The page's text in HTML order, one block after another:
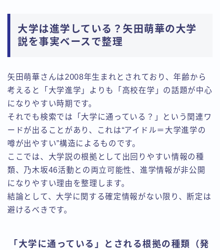
大学は進学している？矢田萌華の大学
説を事実ベースで整理
矢田萌華さんは2008年生まれとされており、年齢から
考えると「大学進学」よりも「高校在学」の話題が中心
になりやすい時期です。
それでも検索では「大学に通っている？」という関連ワ
ードが出ることがあり、これは“アイドル＝大学進学の
噂が出やすい”構造によるものです。
ここでは、大学説の根拠として出回りやすい情報の種
類、乃木坂46活動との両立可能性、進学情報が非公開
になりやすい理由を整理します。
結論として、大学に関する確定情報がない限り、断定は
避けるべきです。
「大学に通っている」とされる根拠の種類（発